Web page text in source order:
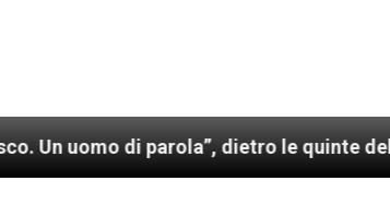
di parola”, dietro le quinte